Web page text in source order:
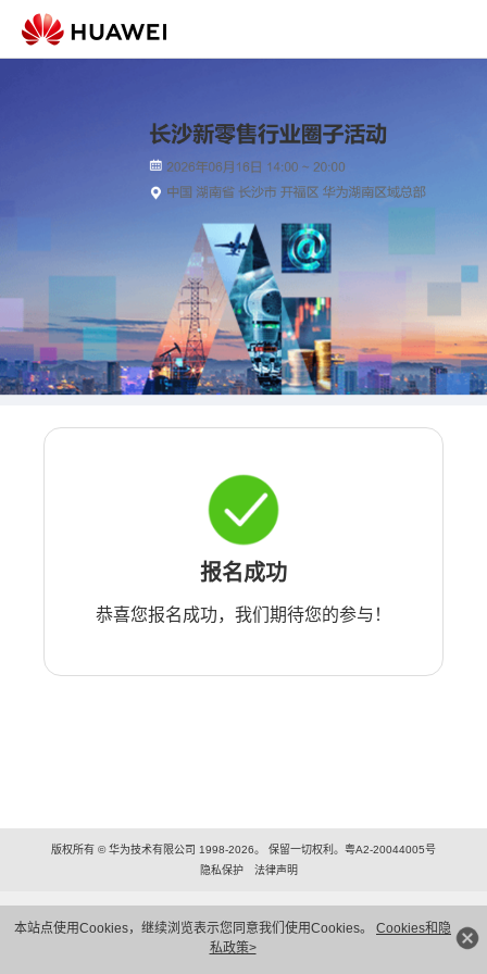
本站点使用Cookies，继续浏览表示您同意我们使用Cookies。 Cookies和隐
私政策>
报名成功
恭喜您报名成功，我们期待您的参与！
版权所有 © 华为技术有限公司 1998-2026。 保留一切权利。粤A2-20044005号
隐私保护
法律声明